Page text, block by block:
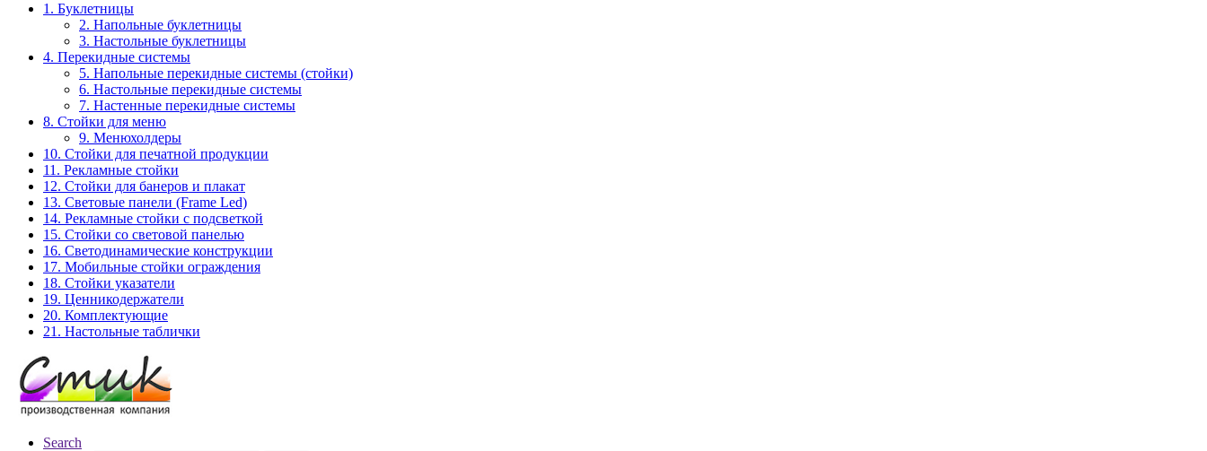
1. Буклетницы
2. Напольные буклетницы
3. Настольные буклетницы
4. Перекидные системы
5. Напольные перекидные системы (стойки)
6. Настольные перекидные системы
7. Настенные перекидные системы
8. Стойки для меню
9. Менюхолдеры
10. Стойки для печатной продукции
11. Рекламные стойки
12. Стойки для банеров и плакат
13. Световые панели (Frame Led)
14. Рекламные стойки с подсветкой
15. Стойки со световой панелью
16. Светодинамические конструкции
17. Мобильные стойки ограждения
18. Стойки указатели
19. Ценникодержатели
20. Комплектующие
21. Настольные таблички
Search